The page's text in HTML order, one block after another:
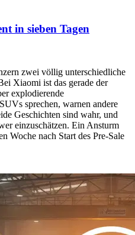
in sieben Tagen
zwei völlig unterschiedliche
Xiaomi ist das gerade der
explodierende
sprechen, warnen andere
Geschichten sind wahr, und
einzuschätzen. Ein Ansturm
Woche nach Start des Pre-Sale